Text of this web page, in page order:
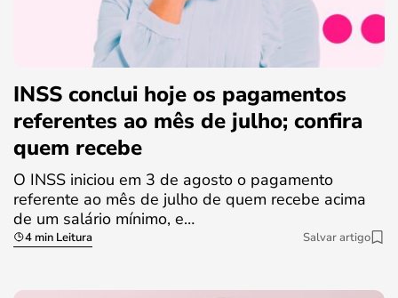
INSS conclui hoje os pagamentos
referentes ao mês de julho; confira
quem recebe
O INSS iniciou em 3 de agosto o pagamento
referente ao mês de julho de quem recebe acima
de um salário mínimo, e…
4 min Leitura Salvar artigo